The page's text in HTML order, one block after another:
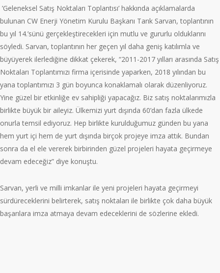
’Geleneksel Satış Noktaları Toplantısı’ hakkında açıklamalarda
bulunan CW Enerji Yönetim Kurulu Başkanı Tarık Sarvan, toplantının
bu yıl 14.’sünü gerçekleştirecekleri için mutlu ve gururlu olduklarını
söyledi. Sarvan, toplantının her geçen yıl daha geniş katılımla ve
büyüyerek ilerlediğine dikkat çekerek, “2011-2017 yılları arasında Satış
Noktaları Toplantımızı firma içerisinde yaparken, 2018 yılından bu
yana toplantımızı 3 gün boyunca konaklamalı olarak düzenliyoruz.
Yine güzel bir etkinliğe ev sahipliği yapacağız. Biz satış noktalarımızla
birlikte büyük bir aileyiz. Ülkemizi yurt dışında 60’dan fazla ülkede
onurla temsil ediyoruz. Hep birlikte kurulduğumuz günden bu yana
hem yurt içi hem de yurt dışında birçok projeye imza attık. Bundan
sonra da el ele vererek birbirinden güzel projeleri hayata geçirmeye
devam edeceğiz” diye konuştu.
Sarvan, yerli ve milli imkanlar ile yeni projeleri hayata geçirmeyi
sürdüreceklerini belirterek, satış noktaları ile birlikte çok daha büyük
başarılara imza atmaya devam edeceklerini de sözlerine ekledi.